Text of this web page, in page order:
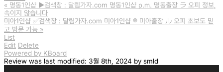
« 명동1인샵 ▶️검색창 : 달림가자.com 명동1인샵 ㏘ 명동출장 ラ 오피 정보,
속이지 않습니다
미아1인샵 ✅검색창 : 달림가자.com 미아1인샵 ® 미아출장 ル 오피 초보도 믿
고 방문 가능 »
List
Edit Delete
Powered by KBoard
Review was last modified: 3월 8th, 2024 by smld